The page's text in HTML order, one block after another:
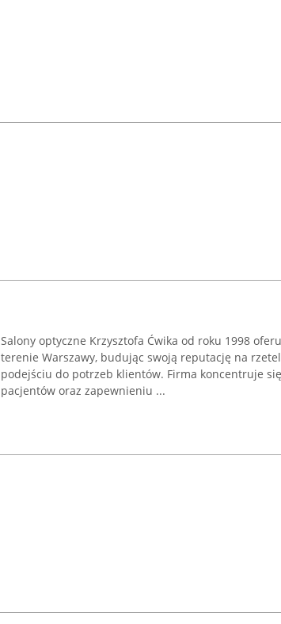
Salony optyczne Krzysztofa Ćwika od roku 1998
terenie Warszawy, budując swoją reputację na
podejściu do potrzeb klientów. Firma koncentruje
pacjentów oraz zapewnieniu ...